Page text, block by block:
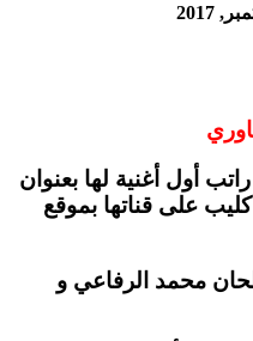
أول أغنية لها بعنوان
على قناتها بموقع
محمد الرفاعي و